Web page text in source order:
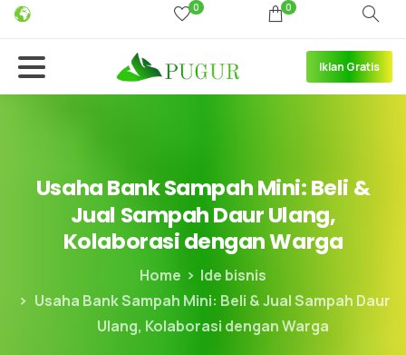
0 0
Iklan Gratis
UsahaBankSampahMini:Beli &
Jual SampahDaurUlang,
KolaborasidenganWarga
Home
Ide bisnis
Usaha Bank Sampah Mini: Beli & Jual Sampah Daur
Ulang, Kolaborasi dengan Warga